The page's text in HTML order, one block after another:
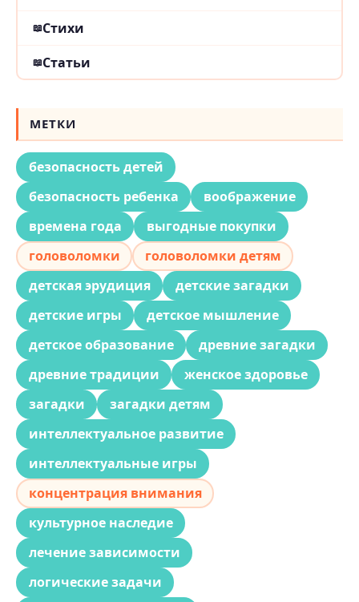
Стихи
Статьи
МЕТКИ
безопасность детей
безопасность ребенка
воображение
времена года
выгодные покупки
головоломки
головоломки детям
детская эрудиция
детские загадки
детские игры
детское мышление
детское образование
древние загадки
древние традиции
женское здоровье
загадки
загадки детям
интеллектуальное развитие
интеллектуальные игры
концентрация внимания
культурное наследие
лечение зависимости
логические задачи